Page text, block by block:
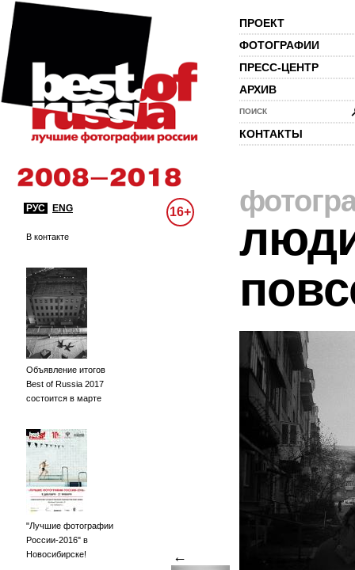
ПРОЕКТ
ФОТОГРАФИИ
ПРЕСС-ЦЕНТР
АРХИВ
ПОИСК
КОНТАКТЫ
РУС ENG 16+
В контакте
Объявление итогов
Best of Russia 2017
состоится в марте
"Лучшие фотографии
России-2016" в
Новосибирске!
←